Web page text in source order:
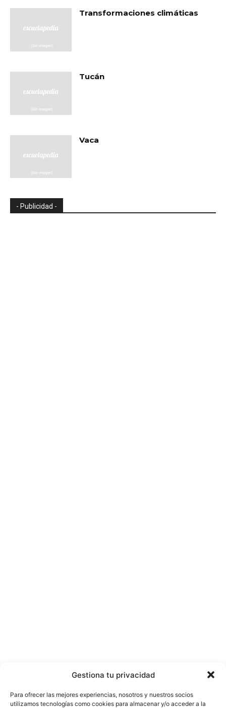
Gestiona tu privacidad
Para ofrecer las mejores experiencias, nosotros y nuestros socios
utilizamos tecnologías como cookies para almacenar y/o acceder a la
Transformaciones climáticas
Tucán
Vaca
- Publicidad -